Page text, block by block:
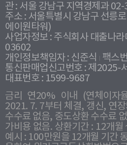
관 : 서울 강남구 지역경제과
주소 : 서울특별시 강남구 선릉
에이원타워)
사업자정보 : 주식회사 대출나
03602
개인정보책임자 : 신준식
팩스
통신판매업신고번호 : 제2025-
대표번호 : 1599-9687
금리 연20% 이내 (연체이자
2021. 7. 7부터 체결, 갱신, 연
수수료 없음, 중도상환 수수료
가비용 없음. 상환기간 : 12개
예시 : 100만원을 12개월 기간